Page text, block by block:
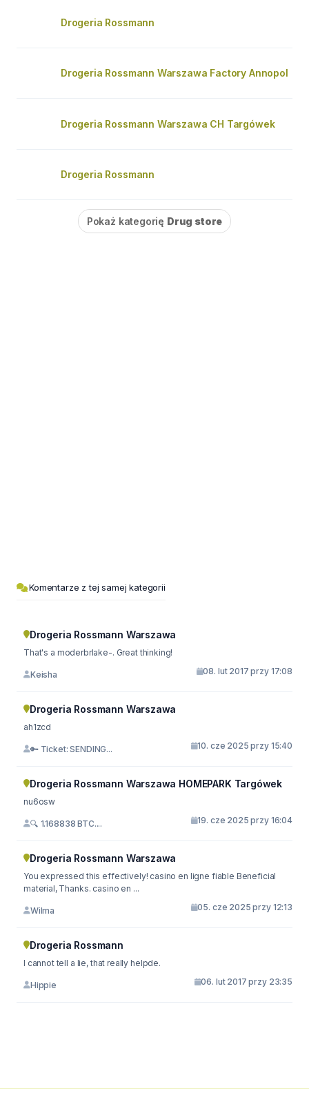
Drogeria Rossmann
Drogeria Rossmann Warszawa Factory Annopol
Drogeria Rossmann Warszawa CH Targówek
Drogeria Rossmann
Pokaż kategorię Drug store
Komentarze z tej samej kategorii
Drogeria Rossmann Warszawa
That's a moderbrlake-. Great thinking!
Keisha 08. lut 2017 przy 17:08
Drogeria Rossmann Warszawa
ah1zcd
🔑 Ticket: SENDING... 10. cze 2025 przy 15:40
Drogeria Rossmann Warszawa HOMEPARK Targówek
nu6osw
🔍 1.168838 BTC.... 19. cze 2025 przy 16:04
Drogeria Rossmann Warszawa
You expressed this effectively! casino en ligne fiable Beneficial
material, Thanks. casino en ...
Wilma 05. cze 2025 przy 12:13
Drogeria Rossmann
I cannot tell a lie, that really helpde.
Hippie 06. lut 2017 przy 23:35